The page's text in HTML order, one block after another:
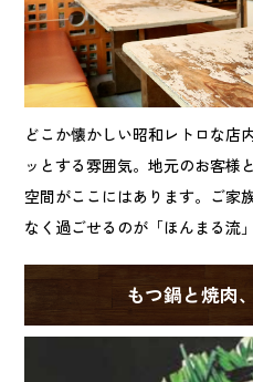
どこか懐かしい昭和レトロな店
ッとする雰囲気。地元のお客様
空間がここにはあります。ご家
なく過ごせるのが「ほんまる流」
もつ鍋と焼肉